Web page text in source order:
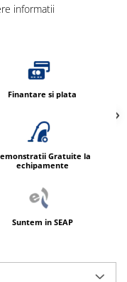
informatii
Finantare si plata
Gratuite la
echipamente
Suntem in SEAP